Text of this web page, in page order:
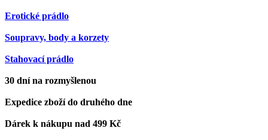
Erotické prádlo
Soupravy, body a korzety
Stahovací prádlo
30 dní na rozmyšlenou
Expedice zboží do druhého dne
Dárek k nákupu nad 499 Kč